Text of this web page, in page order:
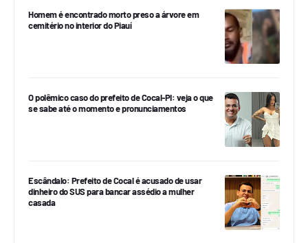
Homem é encontrado morto preso a árvore em
cemitério no interior do Piauí
O polêmico caso do prefeito de Cocal-PI: veja o que
se sabe até o momento e pronunciamentos
Escândalo: Prefeito de Cocal é acusado de usar
dinheiro do SUS para bancar assédio a mulher
casada